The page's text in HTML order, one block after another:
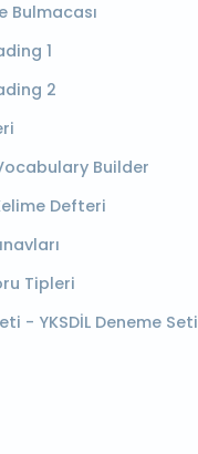
Bulmacası
1
2
Builder
Defteri
Tipleri
- YKSDİL Deneme Seti